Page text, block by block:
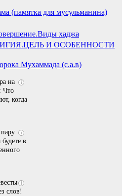
(памятка для мусульманина)
хаджа
И ОСОБЕННОСТИ
Мухаммада (с.а.в)
i
а
i
на
Что
когда
i
в
i
слов!